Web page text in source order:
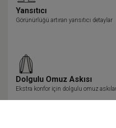
Yansıtıcı
Görünürlüğü artıran yansıtıcı detaylar
Dolgulu Omuz Askısı
Ekstra konfor için dolgulu omuz